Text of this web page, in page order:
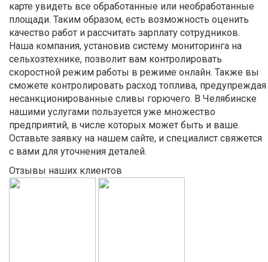
карте увидеть все обработанные или необработанные
площади. Таким образом, есть возможность оценить
качество работ и рассчитать зарплату сотрудников.
Наша компания, установив систему мониторинга на
сельхозтехнике, позволит вам контролировать
скоростной режим работы в режиме онлайн. Также вы
сможете контролировать расход топлива, предупреждая
несанкционированные сливы горючего. В Челябинске
нашими услугами пользуется уже множество
предприятий, в числе которых может быть и ваше.
Оставьте заявку на нашем сайте, и специалист свяжется
с вами для уточнения деталей.
Отзывы наших клиентов